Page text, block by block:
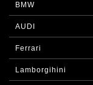
BMW
AUDI
Ferrari
Lamborgihini